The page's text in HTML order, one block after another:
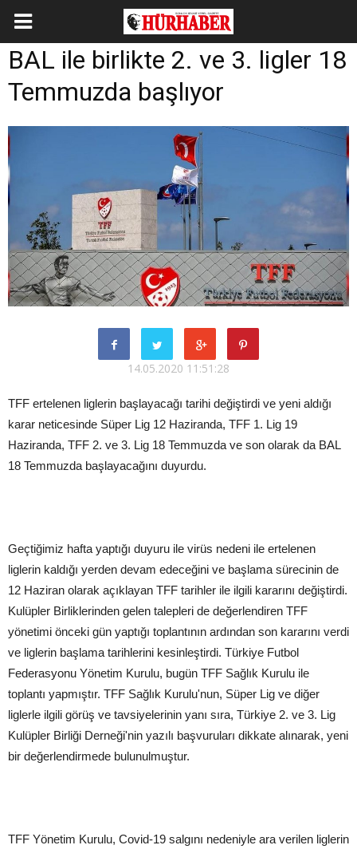
BAL ile birlikte 2. ve 3. ligler 18
Temmuzda başlıyor
14.05.2020 11:51:28
TFF ertelenen liglerin başlayacağı tarihi değiştirdi ve yeni aldığı
karar neticesinde Süper Lig 12 Haziranda, TFF 1. Lig 19
Haziranda, TFF 2. ve 3. Lig 18 Temmuzda ve son olarak da BAL
18 Temmuzda başlayacağını duyurdu.
Geçtiğimiz hafta yaptığı duyuru ile virüs nedeni ile ertelenen
liglerin kaldığı yerden devam edeceğini ve başlama sürecinin de
12 Haziran olarak açıklayan TFF tarihler ile ilgili kararını değiştirdi.
Kulüpler Birliklerinden gelen talepleri de değerlendiren TFF
yönetimi önceki gün yaptığı toplantının ardından son kararını verdi
ve liglerin başlama tarihlerini kesinleştirdi. Türkiye Futbol
Federasyonu Yönetim Kurulu, bugün TFF Sağlık Kurulu ile
toplantı yapmıştır. TFF Sağlık Kurulu'nun, Süper Lig ve diğer
liglerle ilgili görüş ve tavsiyelerinin yanı sıra, Türkiye 2. ve 3. Lig
Kulüpler Birliği Derneği'nin yazılı başvuruları dikkate alınarak, yeni
bir değerlendirmede bulunulmuştur.
TFF Yönetim Kurulu, Covid-19 salgını nedeniyle ara verilen liglerin